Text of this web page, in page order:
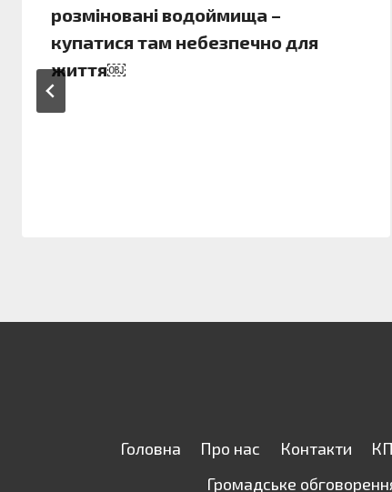
розміновані водоймища –
купатися там небезпечно для
життя￼
Головна Про нас Контакти
Громадське